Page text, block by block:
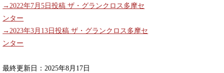
→2022年7月5日投稿 ザ・グランクロス多摩セ
ンター
→2023年3月13日投稿 ザ・グランクロス多摩セ
ンター
最終更新日：2025年8月17日